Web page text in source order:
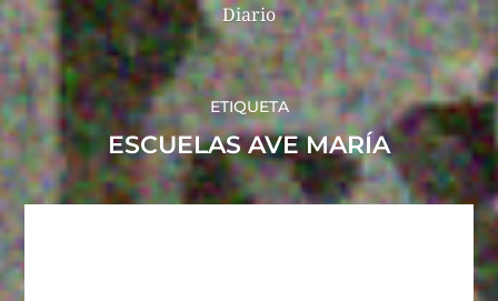
Diario
ETIQUETA
ESCUELAS AVE MARÍA